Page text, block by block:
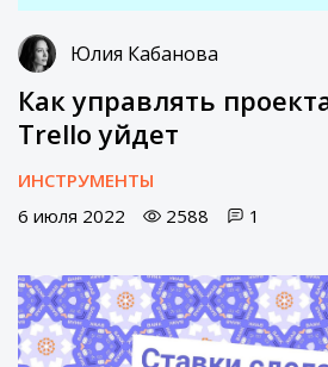
Юлия Кабанова
Как управлять
Trello уйдет
ИНСТРУМЕНТЫ
6 июля 2022
2588 1